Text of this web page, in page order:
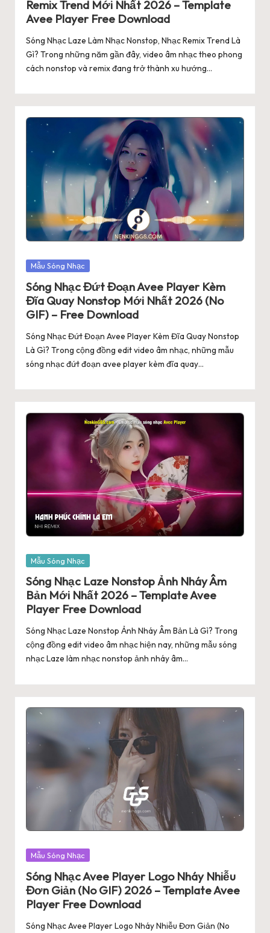
Remix Trend Mới Nhất 2026 – Template
Avee Player Free Download
Sóng Nhạc Laze Làm Nhạc Nonstop, Nhạc Remix Trend Là
Gì? Trong những năm gần đây, video âm nhạc theo phong
cách nonstop và remix đang trở thành xu hướng…
Posted
Mẫu Sóng Nhạc
Sóng Nhạc Đứt Đoạn Avee Player Kèm
Đĩa Quay Nonstop Mới Nhất 2026 (No
GIF) – Free Download
Sóng Nhạc Đứt Đoạn Avee Player Kèm Đĩa Quay Nonstop
Là Gì? Trong cộng đồng edit video âm nhạc, những mẫu
sóng nhạc đứt đoạn avee player kèm đĩa quay…
Posted
Mẫu Sóng Nhạc
Sóng Nhạc Laze Nonstop Ảnh Nháy Âm
Bản Mới Nhất 2026 – Template Avee
Player Free Download
Sóng Nhạc Laze Nonstop Ảnh Nháy Âm Bản Là Gì? Trong
cộng đồng edit video âm nhạc hiện nay, những mẫu sóng
nhạc Laze làm nhạc nonstop ảnh nháy âm…
Posted
Mẫu Sóng Nhạc
Sóng Nhạc Avee Player Logo Nháy Nhiễu
Đơn Giản (No GIF) 2026 – Template Avee
Player Free Download
Sóng Nhạc Avee Player Logo Nháy Nhiễu Đơn Giản (No